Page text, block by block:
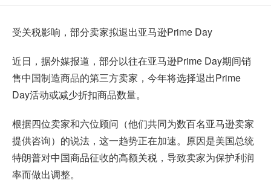
受关税影响，部分卖家拟退出亚马逊Prime Day
近日，据外媒报道，部分以往在亚马逊Prime Day期间销
售中国制造商品的第三方卖家，今年将选择退出Prime
Day活动或减少折扣商品数量。
根据四位卖家和六位顾问（他们共同为数百名亚马逊卖家
提供咨询）的说法，这一趋势正在加速。原因是美国总统
特朗普对中国商品征收的高额关税，导致卖家为保护利润
率而做出调整。